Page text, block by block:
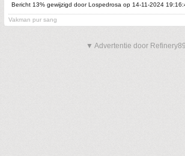
Bericht 13% gewijzigd door Lospedrosa op 14-11-2024
Vakman pur sang
▼ Advertentie door Refinery89